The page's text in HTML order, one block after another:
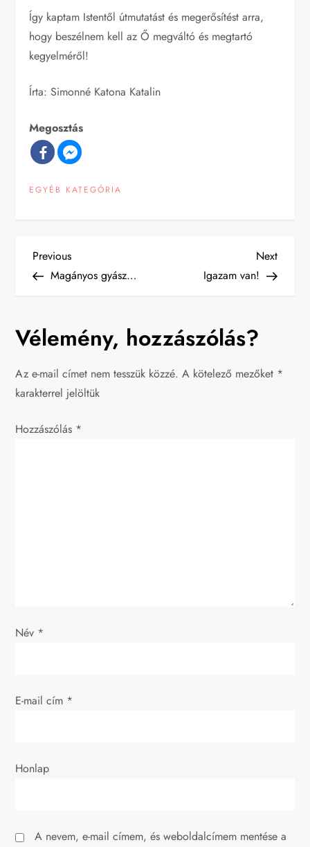
Így kaptam Istentől útmutatást és megerősítést arra,
hogy beszélnem kell az Ő megváltó és megtartó
kegyelméről!
Írta: Simonné Katona Katalin
Megosztás
EGYÉB KATEGÓRIA
B
j
g
y
v
i
Previous
Post
Previous
Magányos gyász…
Next
Post
Next
Igazam van!
Vélemény, hozzászólás?
Az e-mail címet nem tesszük közzé. A kötelező mezőket *
karakterrel jelöltük
Hozzászólás *
Név *
E-mail cím *
Honlap
A nevem, e-mail címem, és weboldalcímem mentése a